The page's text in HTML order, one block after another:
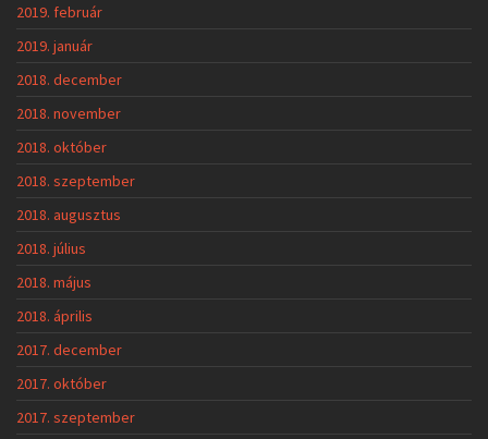
2019. február
2019. január
2018. december
2018. november
2018. október
2018. szeptember
2018. augusztus
2018. július
2018. május
2018. április
2017. december
2017. október
2017. szeptember